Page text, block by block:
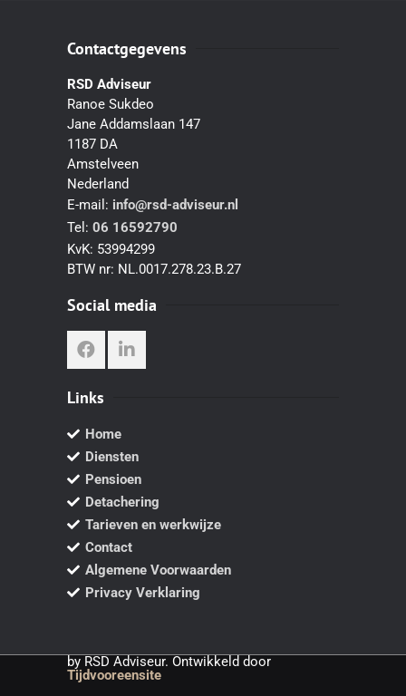
Contactgegevens
RSD Adviseur
Ranoe Sukdeo
Jane Addamslaan 147
1187 DA
Amstelveen
Nederland
E-mail: info@rsd-adviseur.nl
Tel: 06 16592790
KvK: 53994299
BTW nr: NL.0017.278.23.B.27
Social media
Links
Home
Diensten
Pensioen
Detachering
Tarieven en werkwijze
Contact
Algemene Voorwaarden
Privacy Verklaring
by RSD Adviseur. Ontwikkeld door
Tijdvooreensite